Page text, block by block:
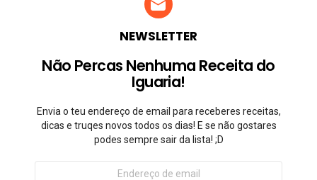
NEWSLETTER
Não Percas Nenhuma Receita do
Iguaria!
Envia o teu endereço de email para receberes receitas,
dicas e truqes novos todos os dias! E se não gostares
podes sempre sair da lista! ;D
Endereço